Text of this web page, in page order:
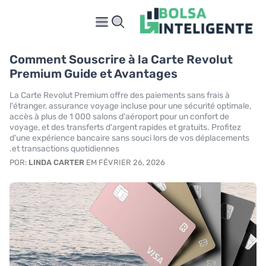
Comment Souscrire à la Carte Revolut
Premium Guide et Avantages
La Carte Revolut Premium offre des paiements sans frais à
l'étranger, assurance voyage incluse pour une sécurité optimale,
accès à plus de 1 000 salons d'aéroport pour un confort de
voyage, et des transferts d'argent rapides et gratuits. Profitez
d'une expérience bancaire sans souci lors de vos déplacements
et transactions quotidiennes.
POR: LINDA CARTER EM FÉVRIER 26, 2026